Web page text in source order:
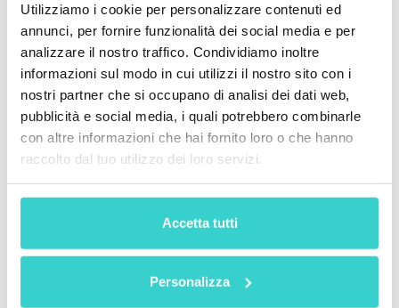
Utilizziamo i cookie per personalizzare contenuti ed
annunci, per fornire funzionalità dei social media e per
analizzare il nostro traffico. Condividiamo inoltre
informazioni sul modo in cui utilizzi il nostro sito con i
nostri partner che si occupano di analisi dei dati web,
pubblicità e social media, i quali potrebbero combinarle
con altre informazioni che hai fornito loro o che hanno
raccolto dal tuo utilizzo dei loro servizi.
Accetta tutti
Personalizza
Personalizza i tuoi gradi
Il grado A in altre aziende è il grado B per
te? Sappiamo come prevenire le
discrepanze.
NSYS Autograding ti consente di regolare
il tuo sistema di valutazione. Sta a te
decidere come assegnare i gradi e quanti
Richiedi una demo